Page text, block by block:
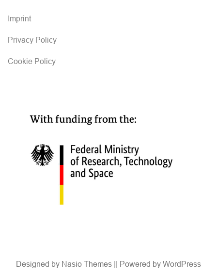
Imprint
Privacy Policy
Cookie Policy
Designed by Nasio Themes Powered by WordPress